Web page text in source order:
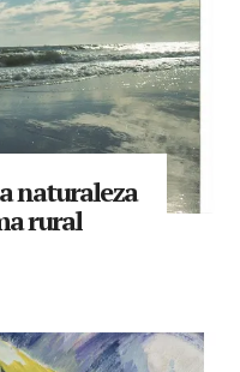
naturaleza
rural